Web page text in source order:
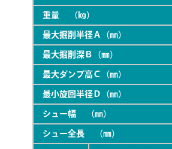
重量 （㎏）
最大掘削半径Ａ（㎜）
最大掘削深Ｂ（㎜）
最大ダンプ高Ｃ（㎜）
最小旋回半径Ｄ（㎜）
シュー幅 （㎜）
シュー全長 （㎜）